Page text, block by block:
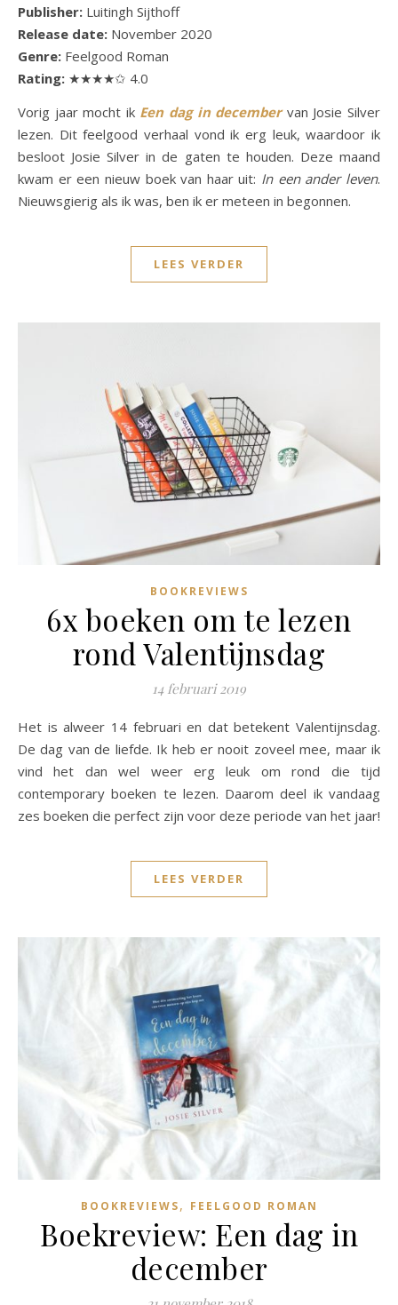
Publisher: Luitingh Sijthoff
Release date: November 2020
Genre: Feelgood Roman
Rating: ★★★★✩ 4.0
Vorig jaar mocht ik Een dag in december van Josie Silver
lezen. Dit feelgood verhaal vond ik erg leuk, waardoor ik
besloot Josie Silver in de gaten te houden. Deze maand
kwam er een nieuw boek van haar uit: In een ander leven.
Nieuwsgierig als ik was, ben ik er meteen in begonnen.
LEES VERDER
BOOKREVIEWS
6x boeken om te lezen
rond Valentijnsdag
14 februari 2019
Het is alweer 14 februari en dat betekent Valentijnsdag.
De dag van de liefde. Ik heb er nooit zoveel mee, maar ik
vind het dan wel weer erg leuk om rond die tijd
contemporary boeken te lezen. Daarom deel ik vandaag
zes boeken die perfect zijn voor deze periode van het jaar!
LEES VERDER
BOOKREVIEWS, FEELGOOD ROMAN
Boekreview: Een dag in
december